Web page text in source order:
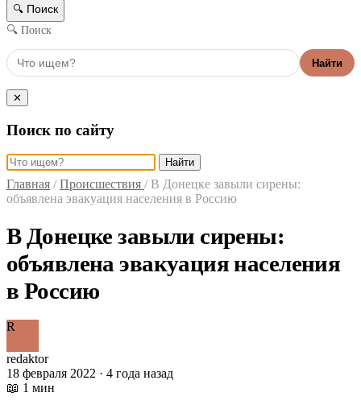
🔍 Поиск
🔍 Поиск
Найти
✕
Поиск по сайту
Найти
Главная / Происшествия / В Донецке завыли сирены:
объявлена эвакуация населения в Россию
В Донецке завыли сирены:
объявлена эвакуация населения
в Россию
R
redaktor
18 февраля 2022 · 4 года назад
📖 1 мин